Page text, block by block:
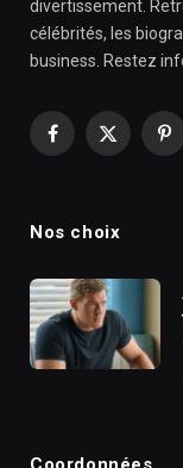
divertissement.
célébrités, les
business. Restez
Facebook
X
Nos choix